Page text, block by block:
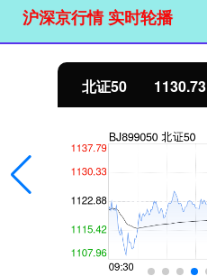
沪深京行情 实时轮播
北证50 1130.73